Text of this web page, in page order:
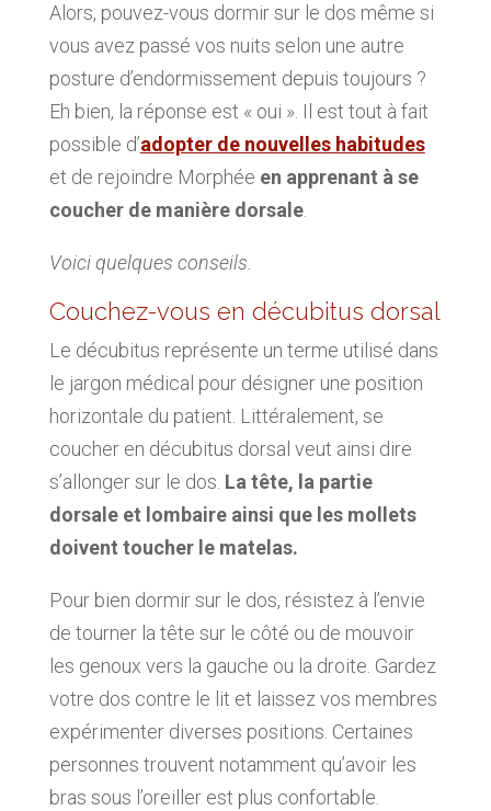
Alors, pouvez-vous dormir sur le dos même si
vous avez passé vos nuits selon une autre
posture d’endormissement depuis toujours ?
Eh bien, la réponse est « oui ». Il est tout à fait
possible d’adopter de nouvelles habitudes
et de rejoindre Morphée en apprenant à se
coucher de manière dorsale.
Voici quelques conseils.
Couchez-vous en décubitus dorsal
Le décubitus représente un terme utilisé dans
le jargon médical pour désigner une position
horizontale du patient. Littéralement, se
coucher en décubitus dorsal veut ainsi dire
s’allonger sur le dos. La tête, la partie
dorsale et lombaire ainsi que les mollets
doivent toucher le matelas.
Pour bien dormir sur le dos, résistez à l’envie
de tourner la tête sur le côté ou de mouvoir
les genoux vers la gauche ou la droite. Gardez
votre dos contre le lit et laissez vos membres
expérimenter diverses positions. Certaines
personnes trouvent notamment qu’avoir les
bras sous l’oreiller est plus confortable.